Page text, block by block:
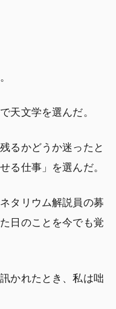
天文学を選んだ。
るかどうか迷ったと
る仕事」を選んだ。
タリウム解説員の募
日のことを今でも覚
かれたとき、私は咄